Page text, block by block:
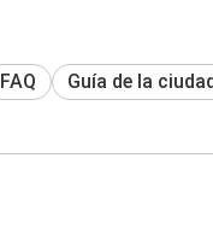
FAQ Guía de la